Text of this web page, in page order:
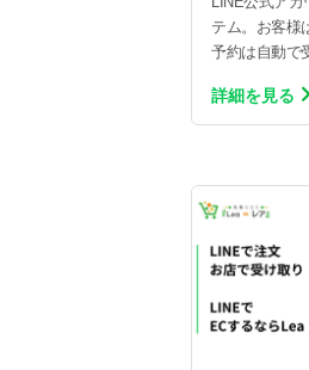
テム。お客様
予約は自動で
詳細を見る